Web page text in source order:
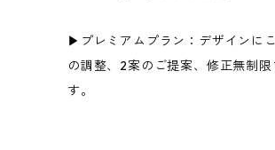
▶プレミアムプラン：デザインに
の調整、2案のご提案、修正無制
す。